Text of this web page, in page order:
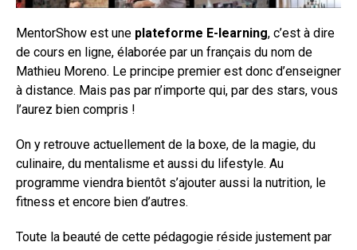
MentorShow est une plateforme E-learning, c’est à dire
de cours en ligne, élaborée par un français du nom de
Mathieu Moreno. Le principe premier est donc d’enseigner
à distance. Mais pas par n’importe qui, par des stars, vous
l’aurez bien compris !
On y retrouve actuellement de la boxe, de la magie, du
culinaire, du mentalisme et aussi du lifestyle. Au
programme viendra bientôt s’ajouter aussi la nutrition, le
fitness et encore bien d’autres.
Toute la beauté de cette pédagogie réside justement par